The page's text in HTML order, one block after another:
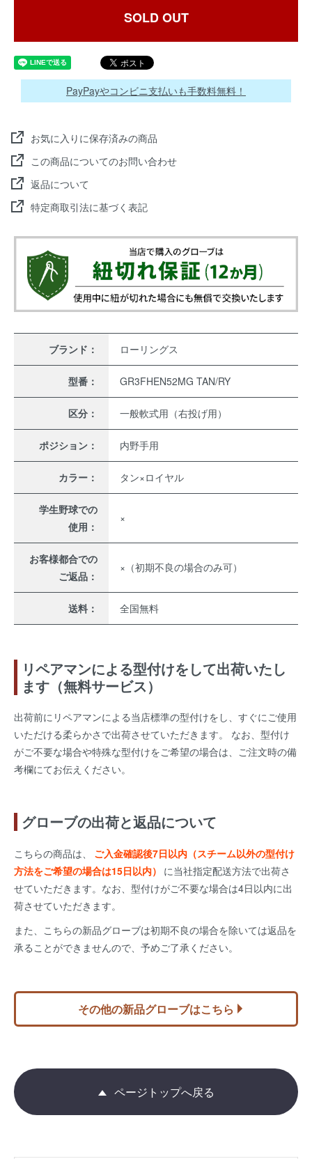
SOLD OUT
PayPayやコンビニ支払いも手数料無料！
お気に入りに保存済みの商品
この商品についてのお問い合わせ
返品について
特定商取引法に基づく表記
ブランド： ローリングス
型番： GR3FHEN52MG TAN/RY
区分： 一般軟式用（右投げ用）
ポジション： 内野手用
カラー： タン×ロイヤル
学生野球での
使用：
×
お客様都合での
ご返品：
×（初期不良の場合のみ可）
送料： 全国無料
リペアマンによる型付けをして出荷いたし
ます（無料サービス）
出荷前にリペアマンによる当店標準の型付けをし、すぐにご使用
いただける柔らかさで出荷させていただきます。 なお、型付け
がご不要な場合や特殊な型付けをご希望の場合は、ご注文時の備
考欄にてお伝えください。
グローブの出荷と返品について
こちらの商品は、
ご入金確認後7日以内（スチーム以外の型付け
方法をご希望の場合は15日以内） に当社指定配送方法で出荷さ
せていただきます。なお、型付けがご不要な場合は4日以内に出
荷させていただきます。
また、こちらの新品グローブは初期不良の場合を除いては返品を
承ることができませんので、予めご了承ください。
その他の新品グローブはこちら
ページトップへ戻る